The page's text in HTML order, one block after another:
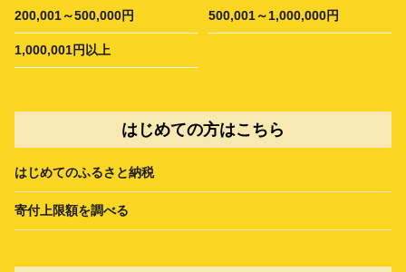
200,001～500,000円 500,001～1,000,000円
1,000,001円以上
はじめての方はこちら
はじめてのふるさと納税
寄付上限額を調べる